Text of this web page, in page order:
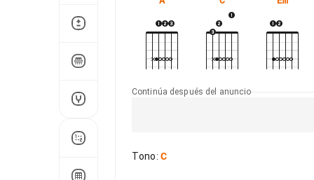
Continúa después del anuncio
Tono: C